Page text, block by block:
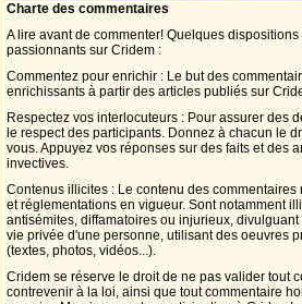
Charte des commentaires
A lire avant de commenter! Quelques
passionnants sur Cridem :
Commentez pour enrichir : Le but des
enrichissants à partir des articles publiés sur
Respectez vos interlocuteurs : Pour assurer des
le respect des participants. Donnez à chacun le
vous. Appuyez vos réponses sur des faits et des
invectives.
Contenus illicites : Le contenu des
et réglementations en vigueur. Sont notamment
antisémites, diffamatoires ou injurieux,
vie privée d'une personne, utilisant des oeuvres
(textes, photos, vidéos...).
Cridem se réserve le droit de ne pas valider tout
contrevenir à la loi, ainsi que tout commentaire